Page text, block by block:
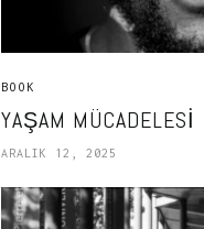
BOOK
YAŞAM MÜCADELESI
ARALIK 12, 2025